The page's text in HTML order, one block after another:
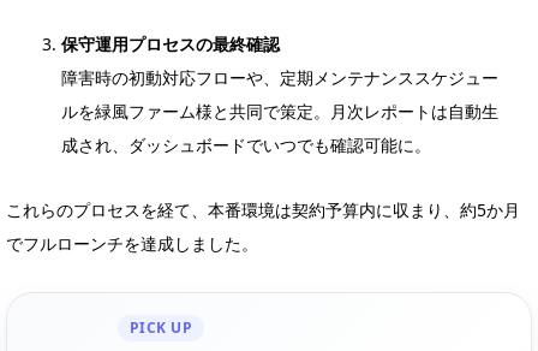
保守運用プロセスの最終確認
障害時の初動対応フローや、定期メンテナンススケジュー
ルを緑風ファーム様と共同で策定。月次レポートは自動生
成され、ダッシュボードでいつでも確認可能に。
これらのプロセスを経て、本番環境は契約予算内に収まり、約5か月
でフルローンチを達成しました。
PICK UP